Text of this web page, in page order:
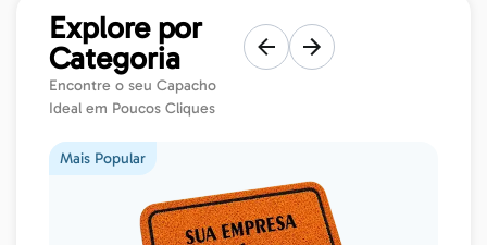
Explore por
Categoria
Encontre o seu Capacho
Ideal em Poucos Cliques
Mais Popular